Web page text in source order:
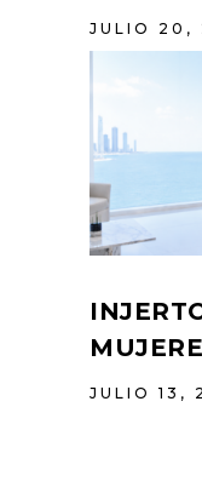
JULIO 20,
JULIO 13,